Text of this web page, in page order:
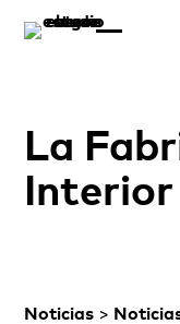
La
Interior
Noticias >